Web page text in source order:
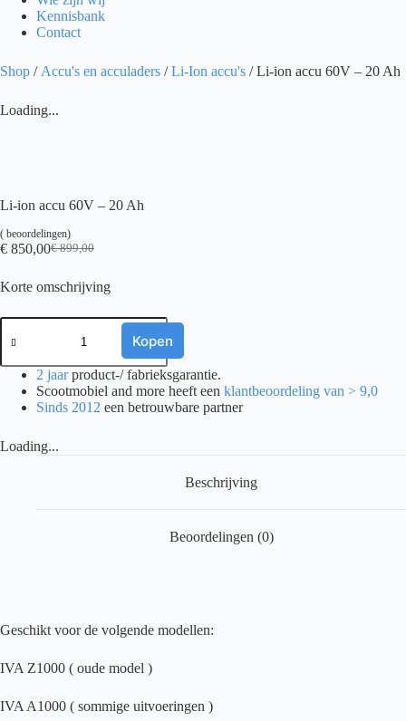
Kennisbank
Contact
Shop / Accu's en acculaders /Li-Ion accu's / Li-ion accu 60V – 20 Ah
Loading...
Li-ion accu 60V – 20 Ah
( beoordelingen)
€899,00
Oorspronkelijke
was:
€ 850,00Huidige
is:
Korte omschrijving
Li-
ion
60V
Kopen
2 jaarproduct-/ fabrieksgarantie.
Scootmobiel and more heeft een klantbeoordeling van > 9,0
Sinds 2012 een betrouwbare partner
Loading...
Beschrijving
Beoordelingen (0)
Geschikt voor de volgende modellen:
IVA Z1000 ( oude model )
IVA A1000 ( sommige uitvoeringen )